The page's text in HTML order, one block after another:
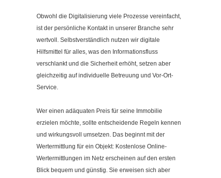
Obwohl die Digitalisierung viele Prozesse vereinfacht,
ist der persönliche Kontakt in unserer Branche sehr
wertvoll. Selbstverständlich nutzen wir digitale
Hilfsmittel für alles, was den Informationsfluss
verschlankt und die Sicherheit erhöht, setzen aber
gleichzeitig auf individuelle Betreuung und Vor-Ort-
Service.
Wer einen adäquaten Preis für seine Immobilie
erzielen möchte, sollte entscheidende Regeln kennen
und wirkungsvoll umsetzen. Das beginnt mit der
Wertermittlung für ein Objekt: Kostenlose Online-
Wertermittlungen im Netz erscheinen auf den ersten
Blick bequem und günstig. Sie erweisen sich aber